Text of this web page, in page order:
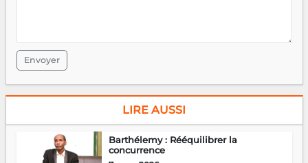
Envoyer
LIRE AUSSI
Barthélemy : Rééquilibrer la
concurrence